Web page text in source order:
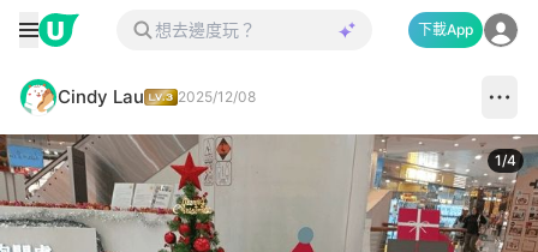
下載App
Cindy Lau 2025/12/08
1/4